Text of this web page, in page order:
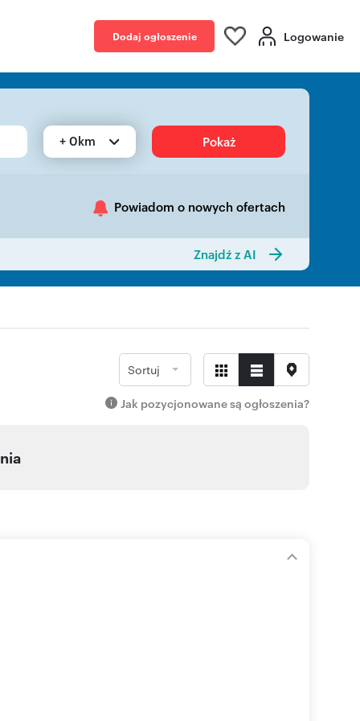
Dodaj ogłoszenie Logowanie
+ 0km Pokaż
Powiadom o nowych ofertach
Znajdź z AI
Sortuj
Jak pozycjonowane są ogłoszenia?